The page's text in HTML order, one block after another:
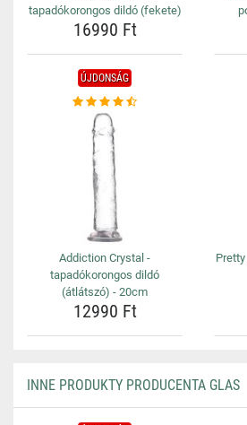
tapadókorongos dildó (fekete)
16990 Ft
ÚJDONSÁG
Addiction Crystal -
tapadókorongos dildó
(átlátszó) - 20cm
12990 Ft
INNE PRODUKTY PRODUCENTA GLAS